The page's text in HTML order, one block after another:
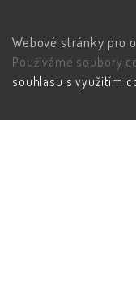
Webové stránky pro
Používáme soubory
souhlasu s využitím